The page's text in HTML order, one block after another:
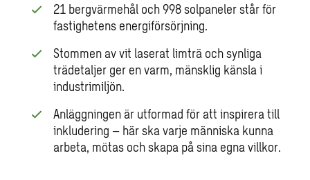
21 bergvärmehål och 998 solpaneler står för
fastighetens energiförsörjning.
Stommen av vit laserat limträ och synliga
trädetaljer ger en varm, mänsklig känsla i
industrimiljön.
Anläggningen är utformad för att inspirera till
inkludering – här ska varje människa kunna
arbeta, mötas och skapa på sina egna villkor.